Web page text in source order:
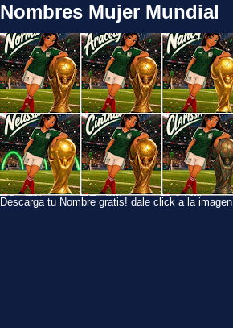
Nombres Mujer Mundial
Descarga tu Nombre gratis! dale click a la imagen